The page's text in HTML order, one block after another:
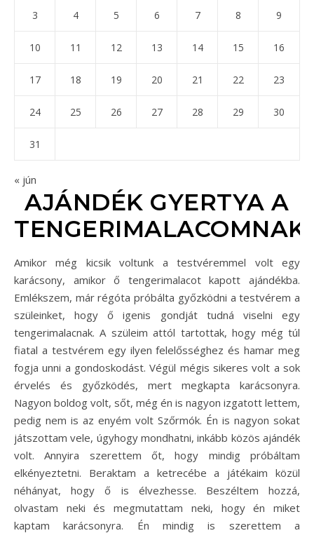
3 4 5 6 7 8 9
10 11 12 13 14 15 16
17 18 19 20 21 22 23
24 25 26 27 28 29 30
31
« jún
AJÁNDÉK GYERTYA A
TENGERIMALACOMNAK
Amikor még kicsik voltunk a testvéremmel volt egy
karácsony, amikor ő tengerimalacot kapott ajándékba.
Emlékszem, már régóta próbálta győzködni a testvérem a
szüleinket, hogy ő igenis gondját tudná viselni egy
tengerimalacnak. A szüleim attól tartottak, hogy még túl
fiatal a testvérem egy ilyen felelősséghez és hamar meg
fogja unni a gondoskodást. Végül mégis sikeres volt a sok
érvelés és győzködés, mert megkapta karácsonyra.
Nagyon boldog volt, sőt, még én is nagyon izgatott lettem,
pedig nem is az enyém volt Szőrmók. Én is nagyon sokat
játszottam vele, úgyhogy mondhatni, inkább közös ajándék
volt. Annyira szerettem őt, hogy mindig próbáltam
elkényeztetni. Beraktam a ketrecébe a játékaim közül
néhányat, hogy ő is élvezhesse. Beszéltem hozzá,
olvastam neki és megmutattam neki, hogy én miket
kaptam karácsonyra. Én mindig is szerettem a